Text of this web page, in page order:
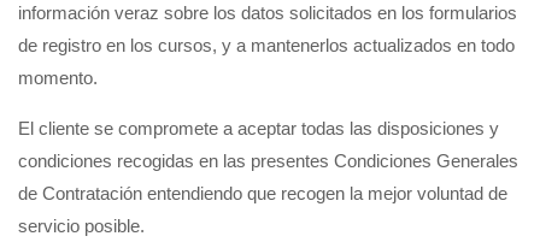
información veraz sobre los datos solicitados en los formularios
de registro en los cursos, y a mantenerlos actualizados en todo
momento.
El cliente se compromete a aceptar todas las disposiciones y
condiciones recogidas en las presentes Condiciones Generales
de Contratación entendiendo que recogen la mejor voluntad de
servicio posible.